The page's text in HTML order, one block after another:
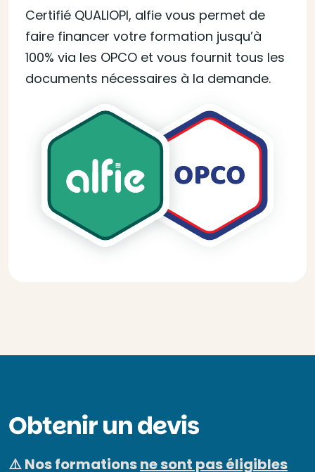
Certifié QUALIOPI, alfie vous permet de
faire financer votre formation jusqu’à
100% via les OPCO et vous fournit tous les
documents nécessaires à la demande.
Obtenir un devis
⚠️ Nos formationsne sont pas éligibles